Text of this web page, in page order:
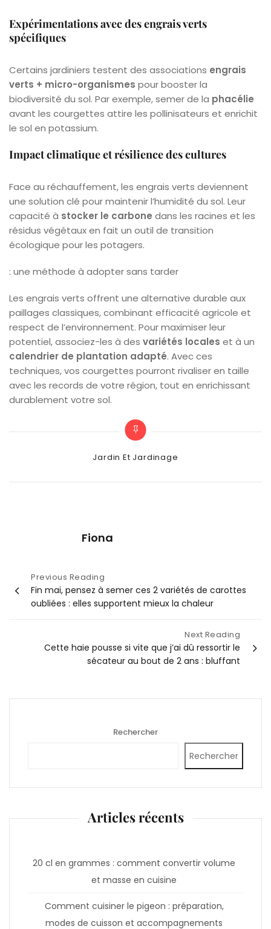
Expérimentations avec des engrais verts
spécifiques
Certains jardiniers testent des associations engrais
verts + micro-organismes pour booster la
biodiversité du sol. Par exemple, semer de la phacélie
avant les courgettes attire les pollinisateurs et enrichit
le sol en potassium.
Impact climatique et résilience des cultures
Face au réchauffement, les engrais verts deviennent
une solution clé pour maintenir l’humidité du sol. Leur
capacité à stocker le carbone dans les racines et les
résidus végétaux en fait un outil de transition
écologique pour les potagers.
: une méthode à adopter sans tarder
Les engrais verts offrent une alternative durable aux
paillages classiques, combinant efficacité agricole et
respect de l’environnement. Pour maximiser leur
potentiel, associez-les à des variétés locales et à un
calendrier de plantation adapté. Avec ces
techniques, vos courgettes pourront rivaliser en taille
avec les records de votre région, tout en enrichissant
durablement votre sol.
Categories
Jardin Et Jardinage
Fiona
Navigation
de
l’article
Previous Reading
Fin mai, pensez à semer ces 2 variétés de carottes
oubliées : elles supportent mieux la chaleur
Next Reading
Cette haie pousse si vite que j’ai dû ressortir le
sécateur au bout de 2 ans : bluffant
Rechercher
Rechercher
Articles récents
20 cl en grammes : comment convertir volume
et masse en cuisine
Comment cuisiner le pigeon : préparation,
modes de cuisson et accompagnements